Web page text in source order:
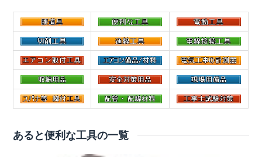
あると便利な工具の一覧